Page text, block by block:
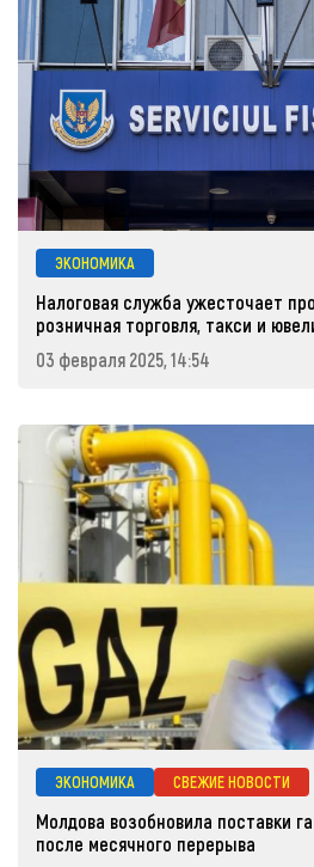
ЭКОНОМИКА
Налоговая служба ужесточает
розничная торговля, такси и
03 февраля 2025, 14:54
ЭКОНОМИКА СВЕЖИЕ НОВОСТИ
Молдова возобновила поставки
после месячного перерыва